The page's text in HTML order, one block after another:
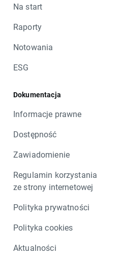
Na start
Raporty
Notowania
ESG
Dokumentacja
Informacje prawne
Dostępność
Zawiadomienie
Regulamin korzystania
ze strony internetowej
Polityka prywatności
Polityka cookies
Aktualności